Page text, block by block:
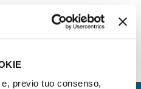
previo tuo consenso,
2